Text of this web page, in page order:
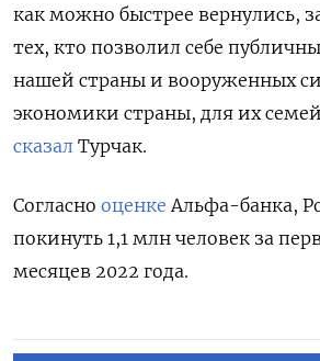
как можно быстрее вернулись,
тех, кто позволил себе
нашей страны и вооруженных
экономики страны, для их
сказал Турчак.
Согласно оценке Альфа-банка,
покинуть 1,1 млн человек за
месяцев 2022 года.